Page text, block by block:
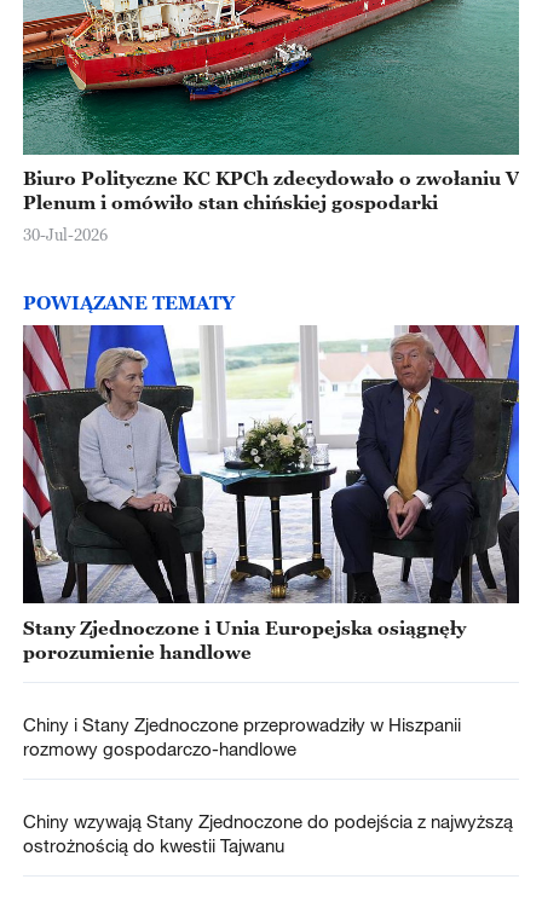
Biuro Polityczne KC KPCh zdecydowało o zwołaniu V
Plenum i omówiło stan chińskiej gospodarki
30-Jul-2026
POWIĄZANE TEMATY
Stany Zjednoczone i Unia Europejska osiągnęły
porozumienie handlowe
Chiny i Stany Zjednoczone przeprowadziły w Hiszpanii
rozmowy gospodarczo-handlowe
Chiny wzywają Stany Zjednoczone do podejścia z najwyższą
ostrożnością do kwestii Tajwanu